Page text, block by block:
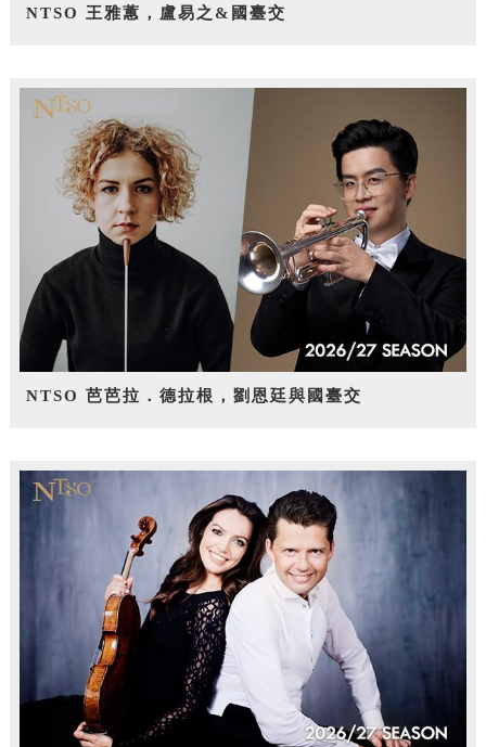
NTSO 王雅蕙，盧易之&國臺交
NTSO 芭芭拉．德拉根，劉恩廷與國臺交